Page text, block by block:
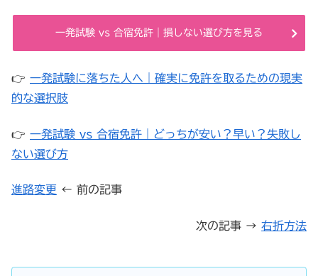
一発試験 vs 合宿免許｜損しない選び方を見る
👉 一発試験に落ちた人へ｜確実に免許を取るための現実
的な選択肢
👉 一発試験 vs 合宿免許｜どっちが安い？早い？失敗し
ない選び方
進路変更 ← 前の記事
次の記事 → 右折方法